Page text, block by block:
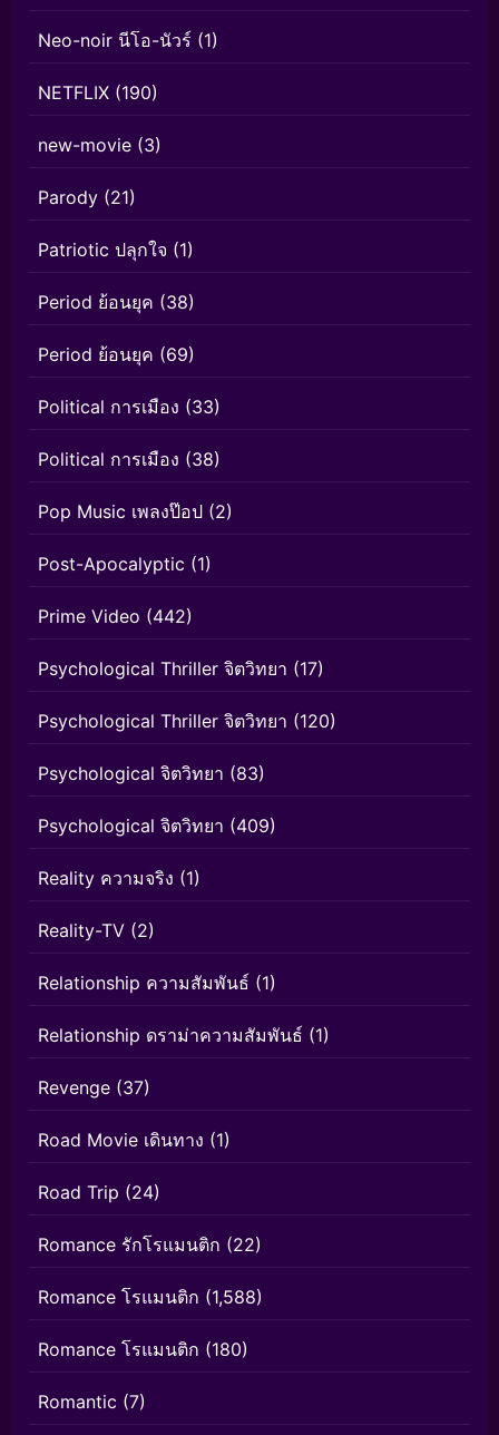
Neo-noir นีโอ-นัวร์ (1)
NETFLIX (190)
new-movie (3)
Parody (21)
Patriotic ปลุกใจ (1)
Period ย้อนยุค (38)
Period ย้อนยุค (69)
Political การเมือง (33)
Political การเมือง (38)
Pop Music เพลงป๊อป (2)
Post-Apocalyptic (1)
Prime Video (442)
Psychological Thriller จิตวิทยา (17)
Psychological Thriller จิตวิทยา (120)
Psychological จิตวิทยา (83)
Psychological จิตวิทยา (409)
Reality ความจริง (1)
Reality-TV (2)
Relationship ความสัมพันธ์ (1)
Relationship ดราม่าความสัมพันธ์ (1)
Revenge (37)
Road Movie เดินทาง (1)
Road Trip (24)
Romance รักโรแมนติก (22)
Romance โรแมนติก (1,588)
Romance โรแมนติก (180)
Romantic (7)